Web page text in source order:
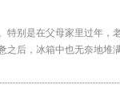
特别是在父母家里过年，
之后，冰箱中也无奈地堆